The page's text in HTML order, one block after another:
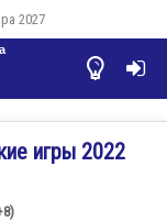
2027


игры 2022